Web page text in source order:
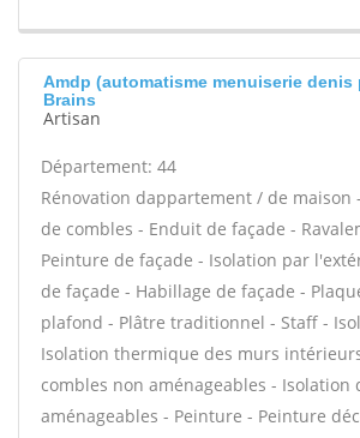
Amdp (automatisme menuiserie denis
Brains
Artisan
Département: 44
Rénovation dappartement / de maison
de combles - Enduit de façade -
Peinture de façade - Isolation par
de façade - Habillage de façade -
plafond - Plâtre traditionnel - Staff -
Isolation thermique des murs
combles non aménageables - Isolation
aménageables - Peinture - Peinture